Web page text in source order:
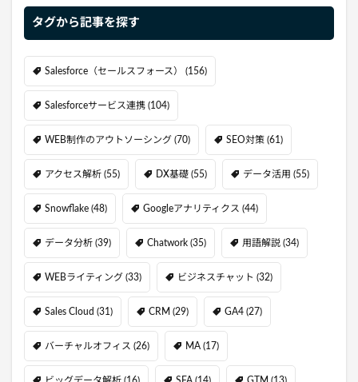
タグから記事を探す
Salesforce（セールスフォース） (156)
Salesforceサービス連携 (104)
WEB制作のアウトソーシング (70) SEO対策 (61)
アクセス解析 (55) DX基礎 (55) データ活用 (55)
Snowflake (48) Googleアナリティクス (44)
データ分析 (39) Chatwork (35) 用語解説 (34)
WEBライティング (33) ビジネスチャット (32)
Sales Cloud (31) CRM (29) GA4 (27)
バーチャルオフィス (26) MA (17)